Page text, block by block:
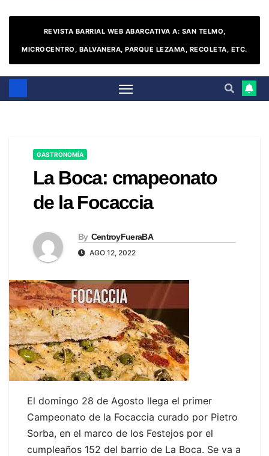
REVISTA BARRIAL WEB ABARCATIVA A: SAN TELMO,
MICROCENTRO, BALVANERA, PARQUE LEZAMA, RECOLETA, ETC.
GASTRONOMÍA
La Boca: cmapeonato
de la Focaccia
By CentroyFueraBA
AGO 12, 2022
El domingo 28 de Agosto llega el primer
Campeonato de la Focaccia curado por Pietro
Sorba, en el marco de los Festejos por el
cumpleaños 152 del barrio de La Boca. Se va a